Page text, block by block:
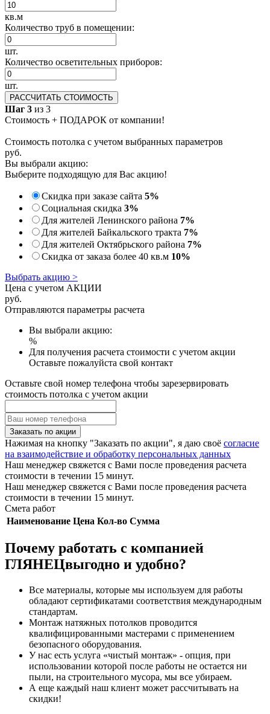
кв.м
Количество труб в помещении:
шт.
Количество осветительных приборов:
шт.
РАССЧИТАТЬ СТОИМОСТЬ
Шаг 3 из 3
Стоимость + ПОДАРОК от компании!
Стоимость потолка с учетом выбранных параметров
руб.
Вы выбрали акцию:
Выберите подходящую для Вас акцию!
Скидка при заказе сайта 5%
Социальная скидка 3%
Для жителей Ленинского района 7%
Для жителей Байкальского тракта 7%
Для жителей Октябрьского района 7%
Скидка от заказа более 40 кв.м 10%
Выбрать акцию >
Цена с учетом АКЦИИ
руб.
Отправляются параметры расчета
Вы выбрали акцию:
%
Для получения расчета стоимости с учетом акции
Оставьте пожалуйста свой контакт
Оставьте свой номер телефона чтобы зарезервировать
стоимость потолка с учетом акции
Заказать по акции
Нажимая на кнопку "Заказать по акции", я даю своё согласие
на взаимодействие и обработку персональных данных
Наш менеджер свяжется с Вами после проведения расчета
стоимости в течении 15 минут.
Наш менеджер свяжется с Вами после проведения расчета
стоимости в течении 15 минут.
Смета работ
Наименование Цена Кол-во Сумма
Почему работать с компанией
ГЛЯНЕЦвыгодно и удобно?
Все материалы, которые мы используем для работы
обладают сертификатами соответствия международным
стандартам.
Монтаж натяжных потолков проводится
квалифицированными мастерами с применением
безопасного оборудования.
У нас есть услуга «чистый монтаж» - опция, при
использовании которой после работы не остается ни
пыли, на строительного мусора, мы все убираем.
А еще каждый наш клиент может рассчитывать на
скидки!